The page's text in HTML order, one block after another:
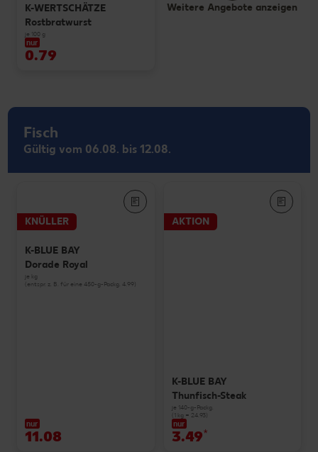
K-WERTSCHÄTZE
Rostbratwurst
je 100 g
nur
0.79
Weitere Angebote anzeigen
Fisch
Gültig vom 06.08. bis 12.08.
KNÜLLER
K-BLUE BAY
Dorade Royal
je kg
(entspr. z. B. für eine 450-g-Packg. 4.99)
nur
11.08
AKTION
K-BLUE BAY
Thunfisch-Steak
je 140-g-Packg.
(1 kg = 24.93)
nur
3.49*